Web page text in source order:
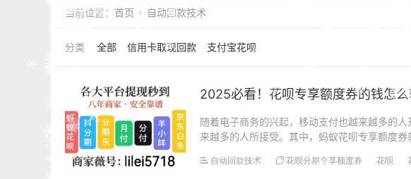
当前位置： 首页  自动回款技术
全部 信用卡取现回款 支付宝花呗
2025必看！花呗专享额度券的钱怎
随着电子商务的兴起，移动支付也越来越多的
来越多的人所接受。其中，蚂蚁花呗专享额度
自动回款技术 花呗分期专享额度券 花呗